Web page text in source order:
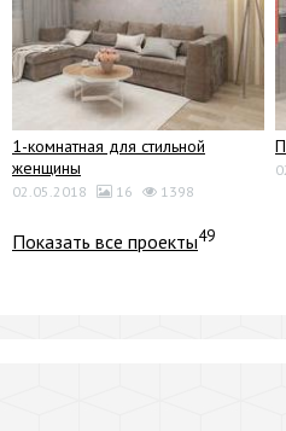
1-комнатная для стильной
женщины
02.05.2018 16 1398
Показать все проекты49